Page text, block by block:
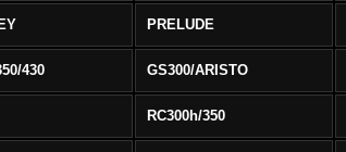
PRELUDE
430 GS300/ARISTO
RC300h/350